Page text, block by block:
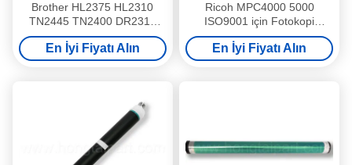
Brother HL2375 HL2310
TN2445 TN2400 DR2315
DR660 için OPC Davul Sıcak
Satış Yeni OPC Davul Kiti
Yüksek Kalite Var
En İyi Fiyatı Alın
Ricoh MPC4000 5000
ISO9001 için Fotokopi
Makinesi OPC Davul Kiti
En İyi Fiyatı Alın